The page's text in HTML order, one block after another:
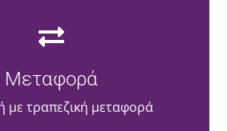
Μεταφορά
τραπεζική μεταφορά